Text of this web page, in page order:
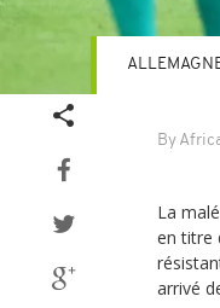
By
La
en titre
arrivé